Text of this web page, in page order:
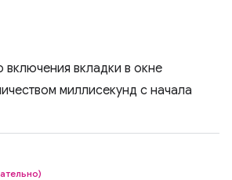
включения вкладки в окне
миллисекунд с начала